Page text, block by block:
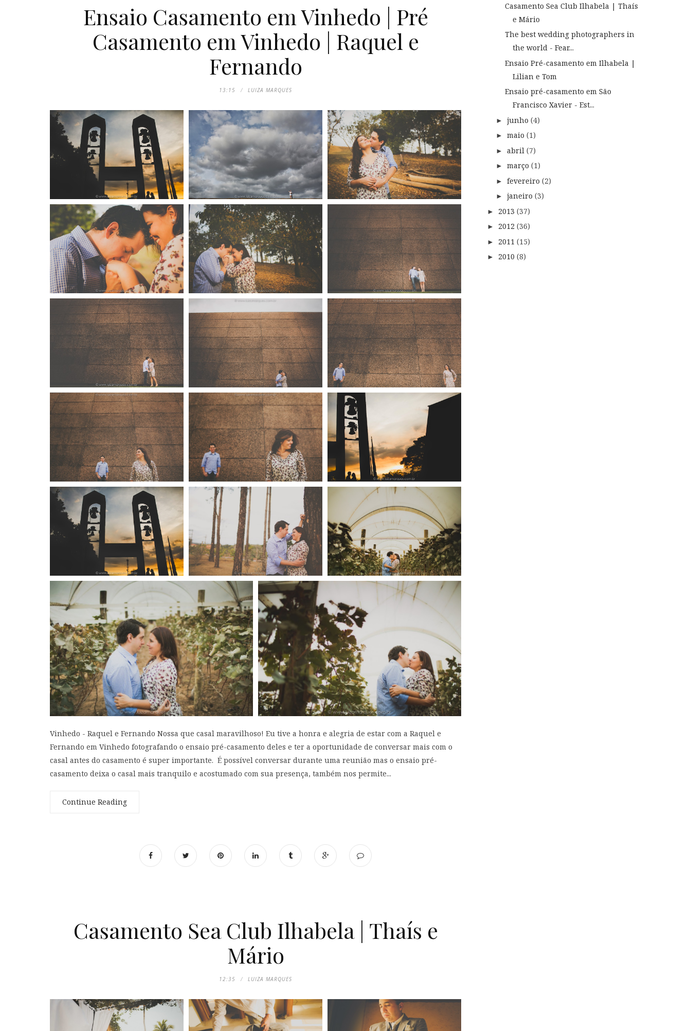
Ensaio Casamento em Vinhedo | Pré
Casamento em Vinhedo | Raquel e
Fernando
13:15 LUIZA MARQUES
Vinhedo - Raquel e Fernando Nossa que casal maravilhoso! Eu tive a honra e alegria de estar com a Raquel e
Fernando em Vinhedo fotografando o ensaio pré-casamento deles e ter a oportunidade de conversar mais com o
casal antes do casamento é super importante. É possível conversar durante uma reunião mas o ensaio pré-
casamento deixa o casal mais tranquilo e acostumado com sua presença, também nos permite...
Continue Reading
Casamento Sea Club Ilhabela | Thaís e
Mário
12:35 LUIZA MARQUES
Casamento Sea Club Ilhabela | Thaís
e Mário
The best wedding photographers in
the world - Fear...
Ensaio Pré-casamento em Ilhabela |
Lilian e Tom
Ensaio pré-casamento em São
Francisco Xavier - Est...
► junho (4)
► maio (1)
► abril (7)
► março (1)
► fevereiro (2)
► janeiro (3)
► 2013 (37)
► 2012 (36)
► 2011 (15)
► 2010 (8)